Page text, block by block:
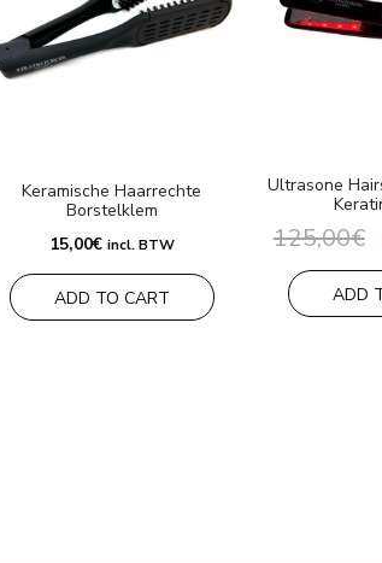
Keramische Haarrechte
Borstelklem
15,00€ incl. BTW
ADD TO CART
Ultrasone
125,00€
ADD